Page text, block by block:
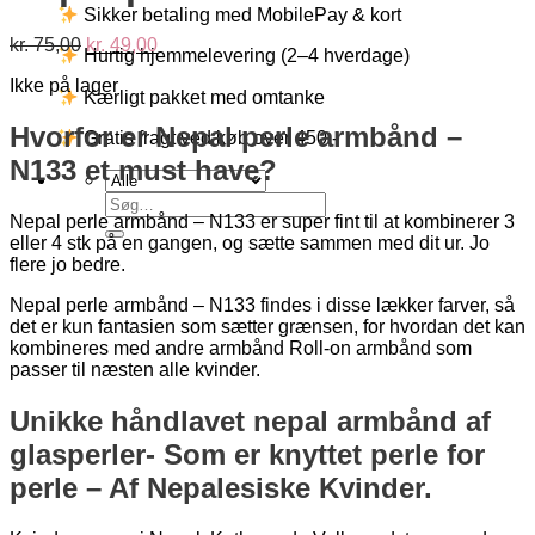
Sikker betaling med MobilePay & kort
Hurtig hjemmelevering (2–4 hverdage)
Kærligt pakket med omtanke
Gratis fragt ved køb over 450,-
Søg
efter:
kr.75,00Den
oprindelige
pris
var:
kr. 75,00.
kr. 49,00Den
aktuelle
pris
er:
kr. 49,00.
Ikke på lager
Hvorfor er Nepal perle armbånd –
N133 et must have?
Nepal perle armbånd – N133 er super fint til at kombinerer 3
eller 4 stk på en gangen, og sætte sammen med dit ur. Jo
flere jo bedre.
Nepal perle armbånd – N133 findes i disse lækker farver, så
det er kun fantasien som sætter grænsen, for hvordan det kan
kombineres med andre armbånd Roll-on armbånd som
passer til næsten alle kvinder.
Unikke håndlavet nepal armbånd af
glasperler- Som er knyttet perle for
perle – Af Nepalesiske Kvinder.